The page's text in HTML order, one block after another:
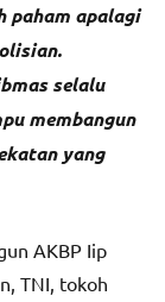
paham apalagi
selalu
membangun
yang
AKBP Iip
TNI, tokoh